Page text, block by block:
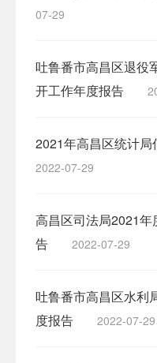
07-29
吐鲁番市高昌区退役
开工作年度报告
2021年高昌区统计
2022-07-29
高昌区司法局2021
告
2022-07-29
吐鲁番市高昌区水利
度报告
2022-07-29